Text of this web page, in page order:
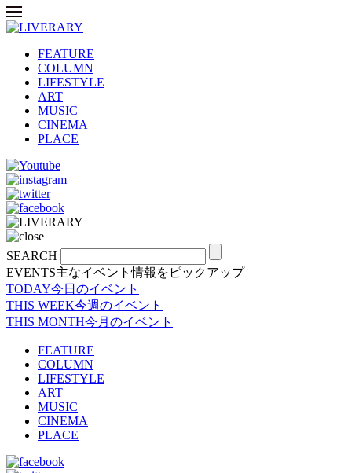
FEATURE
COLUMN
LIFESTYLE
ART
MUSIC
CINEMA
PLACE
SEARCH
EVENTS主なイベント情報をピックアップ
TODAY今日のイベント
THIS WEEK今週のイベント
THIS MONTH今月のイベント
FEATURE
COLUMN
LIFESTYLE
ART
MUSIC
CINEMA
PLACE